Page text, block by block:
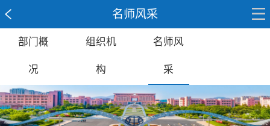
名师风采
部门概
况
组织机
构
名师风
采